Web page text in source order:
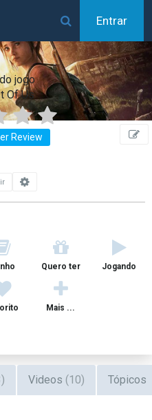
Entrar
Review
Quero ter Jogando
Mais ...
Videos (10) Tópicos